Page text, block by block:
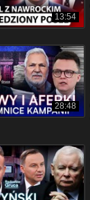
13:54
28:48